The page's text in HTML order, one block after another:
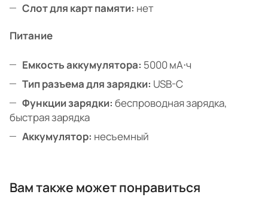
Слот для карт памяти: нет
Питание
Емкость аккумулятора: 5000 мА⋅ч
Тип разъема для зарядки: USB-C
Функции зарядки: беспроводная зарядка,
быстрая зарядка
Аккумулятор: несъемный
Вам также может понравиться